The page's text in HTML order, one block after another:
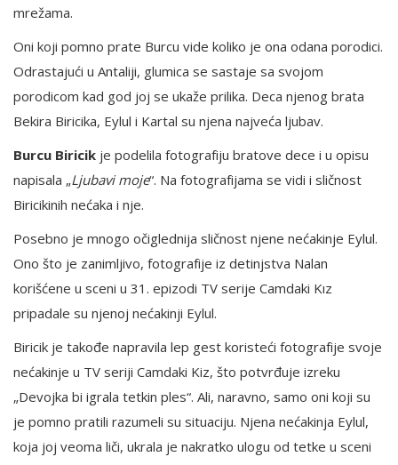
mrežama.
Oni koji pomno prate Burcu vide koliko je ona odana porodici.
Odrastajući u Antaliji, glumica se sastaje sa svojom
porodicom kad god joj se ukaže prilika. Deca njenog brata
Bekira Biricika, Eylul i Kartal su njena najveća ljubav.
Burcu Biricik je podelila fotografiju bratove dece i u opisu
napisala „Ljubavi moje“. Na fotografijama se vidi i sličnost
Biricikinih nećaka i nje.
Posebno je mnogo očiglednija sličnost njene nećakinje Eylul.
Ono što je zanimljivo, fotografije iz detinjstva Nalan
korišćene u sceni u 31. epizodi TV serije Camdaki Kız
pripadale su njenoj nećakinji Eylul.
Biricik je takođe napravila lep gest koristeći fotografije svoje
nećakinje u TV seriji Camdaki Kiz, što potvrđuje izreku
„Devojka bi igrala tetkin ples“. Ali, naravno, samo oni koji su
je pomno pratili razumeli su situaciju. Njena nećakinja Eylul,
koja joj veoma liči, ukrala je nakratko ulogu od tetke u sceni